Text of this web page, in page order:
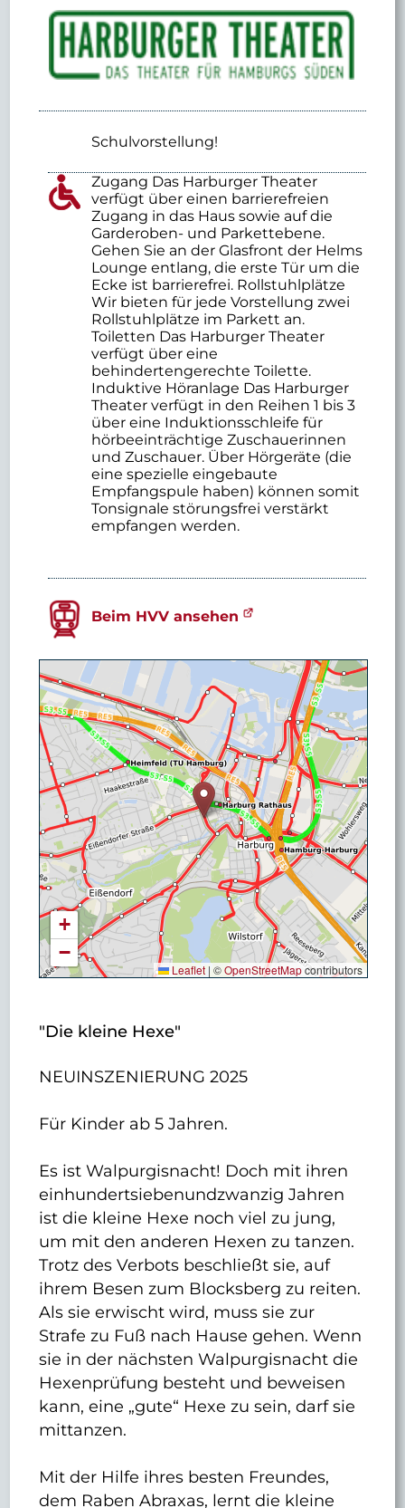
Schulvorstellung!
Zugang Das Harburger Theater
verfügt über einen barrierefreien
Zugang in das Haus sowie auf die
Garderoben- und Parkettebene.
Gehen Sie an der Glasfront der Helms
Lounge entlang, die erste Tür um die
Ecke ist barrierefrei. Rollstuhlplätze
Wir bieten für jede Vorstellung zwei
Rollstuhlplätze im Parkett an.
Toiletten Das Harburger Theater
verfügt über eine
behindertengerechte Toilette.
Induktive Höranlage Das Harburger
Theater verfügt in den Reihen 1 bis 3
über eine Induktionsschleife für
hörbeeinträchtige Zuschauerinnen
und Zuschauer. Über Hörgeräte (die
eine spezielle eingebaute
Empfangspule haben) können somit
Tonsignale störungsfrei verstärkt
empfangen werden.
Beim HVV ansehen
+
−
Leaflet | ©OpenStreetMapcontributors
"Die kleine Hexe"
NEUINSZENIERUNG 2025
Für Kinder ab 5 Jahren.
Es ist Walpurgisnacht! Doch mit ihren
einhundertsiebenundzwanzig Jahren
ist die kleine Hexe noch viel zu jung,
um mit den anderen Hexen zu tanzen.
Trotz des Verbots beschließt sie, auf
ihrem Besen zum Blocksberg zu reiten.
Als sie erwischt wird, muss sie zur
Strafe zu Fuß nach Hause gehen. Wenn
sie in der nächsten Walpurgisnacht die
Hexenprüfung besteht und beweisen
kann, eine „gute“ Hexe zu sein, darf sie
mittanzen.
Mit der Hilfe ihres besten Freundes,
dem Raben Abraxas, lernt die kleine